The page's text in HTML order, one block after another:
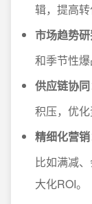
辑，提高转
市场趋势研
和季节性爆
供应链协同
积压，优化
精细化营销
比如满减
大化ROI。